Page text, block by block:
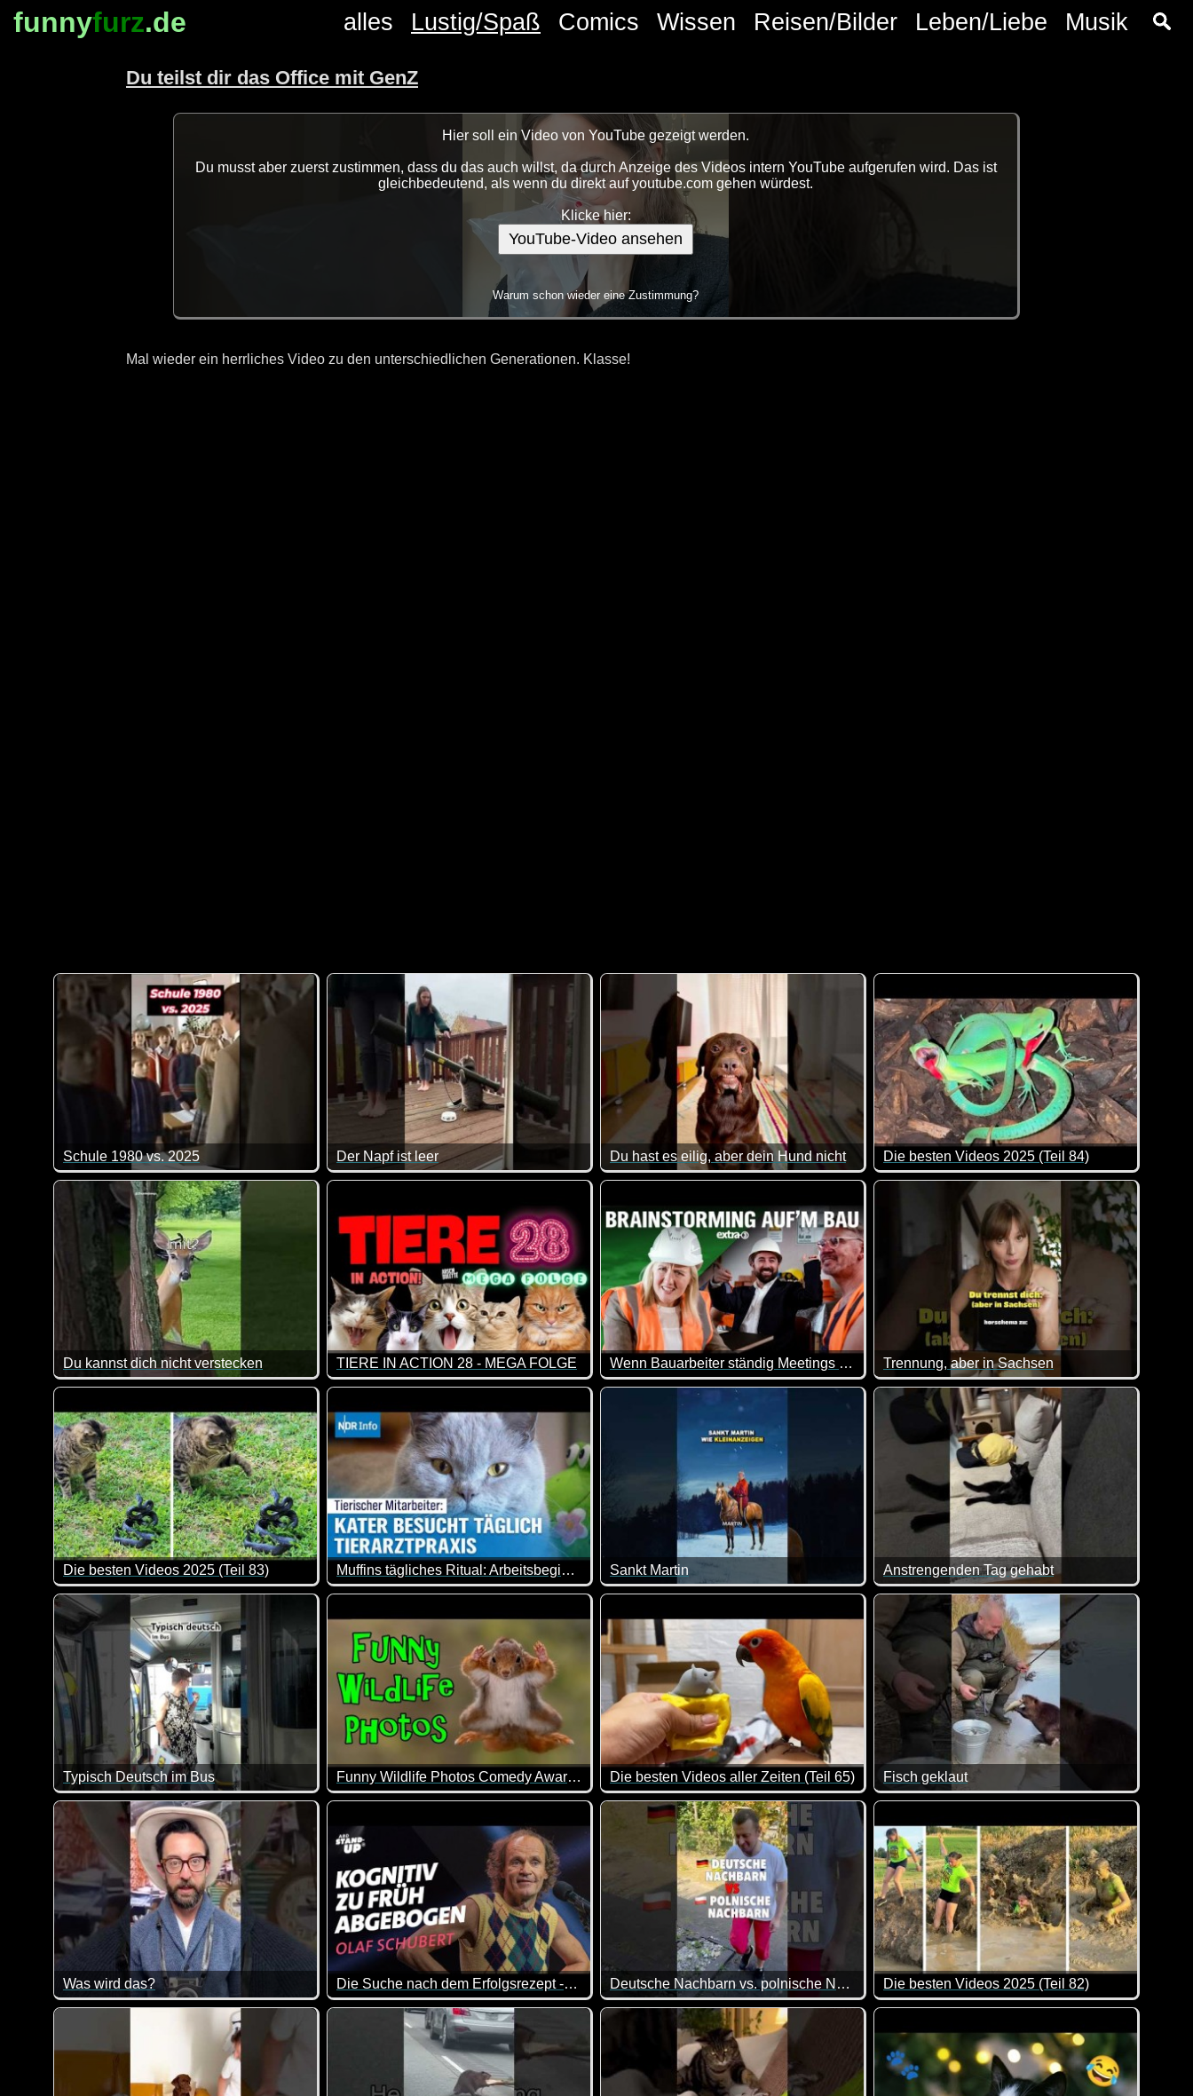
funnyfurz.de alles Lustig/Spaß Comics Wissen Reisen/Bilder Leben/Liebe Musik
Du teilst dir das Office mit GenZ
Hier soll ein Video von YouTube gezeigt werden.
Du musst aber zuerst zustimmen, dass du das auch willst, da durch Anzeige des Videos intern YouTube aufgerufen wird. Das ist
gleichbedeutend, als wenn du direkt auf youtube.com gehen würdest.
Klicke hier:
YouTube-Video ansehen
Warum schon wieder eine Zustimmung?
Mal wieder ein herrliches Video zu den unterschiedlichen Generationen. Klasse!
Schule 1980 vs. 2025
Der kleine aber feine Unterschied was den Beginn des Schulunterrichts angeht.
Der Napf ist leer
Zum Glück sind wir soweit noch nicht :-)
Du hast es eilig, aber dein Hund nicht
Ich glaube, Hunde merken es, wenn man es eilig hat. Dann suchen sie immer besonders
Die besten Videos 2025 (Teil 84)
Eine tolle Zusammenstellung von lustigen
Du kannst dich nicht verstecken
Ich würde mich bei diesem Angebot mit Sicherheit nicht verstecken :-)
TIERE IN ACTION 28 - MEGA FOLGE
Eine lange Folge dieser lustigen Videos, in denen Katzen sprechen und sich auch gerne mal beschweren ;-)
Wenn Bauarbeiter ständig Meetings hätten - extra 3
Sind wir froh, solange Bauarbeiter noch keine ständigen nervigen Meetings haben ;-)
Trennung, aber in Sachsen
Da muss man dann doch mal genauer zuhören
Die besten Videos 2025 (Teil 83)
Eine tolle Zusammenstellung von lustigen Videos. Klasse gemacht, da von allem was dabei ist. Viel Spaß damit!
Muffins tägliches Ritual: Arbeitsbeginn in der Tierarztpraxis um 7:30 Uhr
Muffin - Der tierische Mitarbeiter mit festen Arbeitszeiten. Wenn das nicht herrlich ist...
Sankt Martin
Was ist letzte Preis? Sankt Martin auf ebay-Kleinanzeigen. So in etwa könnte man sich das
Anstrengenden Tag gehabt
Als Katze hat man es wirklich nicht leicht. Den
Typisch Deutsch im Bus
So in etwa kommt das der Realität doch schon sehr nahe ;-)
Funny Wildlife Photos Comedy Awards
Eine super Zusammenstellung von lustigen Tierbildern. Hier wurde im richtigen Moment auf den Auslöser gedrückt.
Die besten Videos aller Zeiten (Teil 65)
Hier kannst du dich ganz entspannt mit ein paar Chips und etwas Leckerem zum trinken
Fisch geklaut
Dieser Angler hat wirklich Humor :-)
Was wird das?
Er macht auf jeden Fall eine riesige Sauerei :-)
Die Suche nach dem Erfolgsrezept -Olaf Schubert
Talent, Haltung oder einfach nur die richtige Frisur? Zwischen Konsumverhalten, Schulfrust und Internet-Irrsinn sucht Olaf Schubert
Deutsche Nachbarn vs. polnische Nachbarn
Ja, solche Nachbarn gibt es in der Tat. Wir haben zum Glück Nachbarn gemäß der
Die besten Videos 2025 (Teil 82)
Eine tolle Zusammenstellung von lustigen